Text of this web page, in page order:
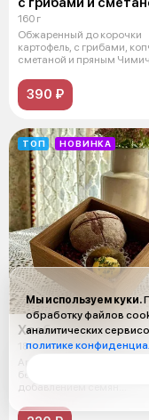
160 г
Обжаренный до корочки
картофель, с грибами,
сметаной и пряным
390 ₽
ТОП НОВИНКА
Хлеб гречишный
180 г
бездрожжевой, на
добавлением семян
Мы используем куки.
обработку файлов
аналитических
политике